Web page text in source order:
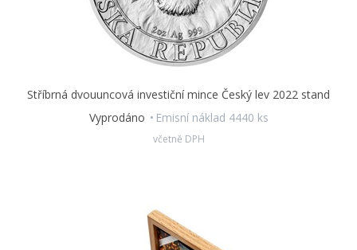
Stříbrná dvouuncová investiční mince Český lev 2022 stand
Vyprodáno
Emisní náklad 4440 ks
včetně DPH